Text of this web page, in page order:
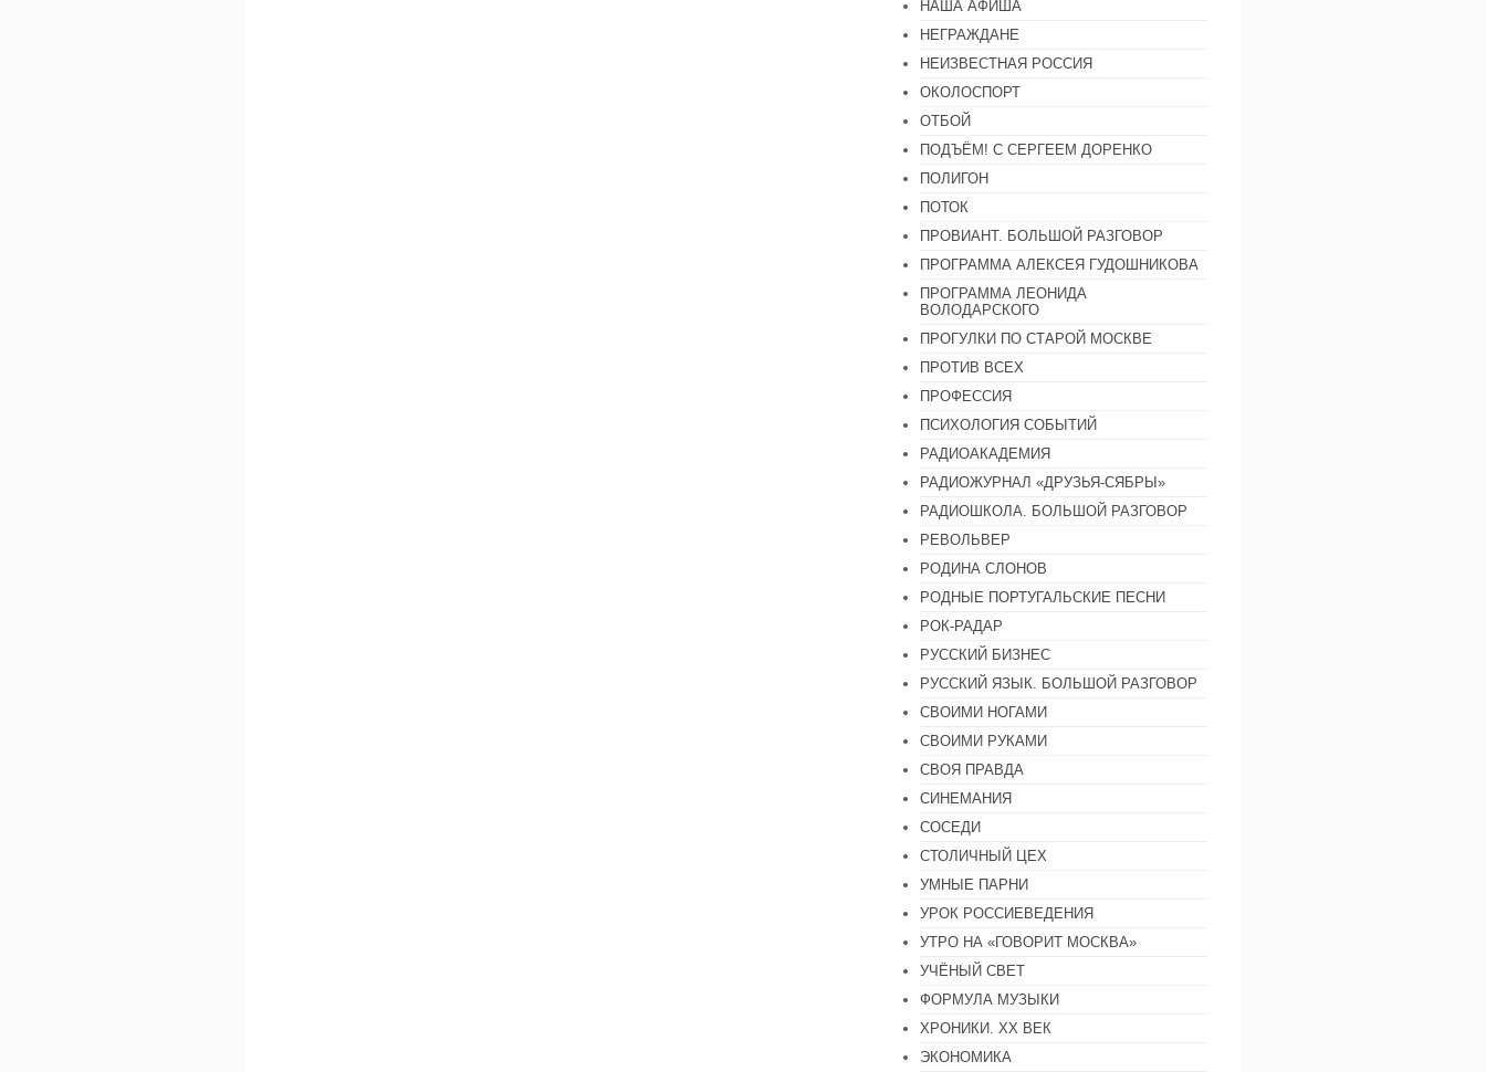
НАША АФИША
НЕГРАЖДАНЕ
НЕИЗВЕСТНАЯ РОССИЯ
ОКОЛОСПОРТ
ОТБОЙ
ПОДЪЁМ! С СЕРГЕЕМ ДОРЕНКО
ПОЛИГОН
ПОТОК
ПРОВИАНТ. БОЛЬШОЙ РАЗГОВОР
ПРОГРАММА АЛЕКСЕЯ ГУДОШНИКОВА
ПРОГРАММА ЛЕОНИДА
ВОЛОДАРСКОГО
ПРОГУЛКИ ПО СТАРОЙ МОСКВЕ
ПРОТИВ ВСЕХ
ПРОФЕССИЯ
ПСИХОЛОГИЯ СОБЫТИЙ
РАДИОАКАДЕМИЯ
РАДИОЖУРНАЛ «ДРУЗЬЯ-СЯБРЫ»
РАДИОШКОЛА. БОЛЬШОЙ РАЗГОВОР
РЕВОЛЬВЕР
РОДИНА СЛОНОВ
РОДНЫЕ ПОРТУГАЛЬСКИЕ ПЕСНИ
РОК-РАДАР
РУССКИЙ БИЗНЕС
РУССКИЙ ЯЗЫК. БОЛЬШОЙ РАЗГОВОР
СВОИМИ НОГАМИ
СВОИМИ РУКАМИ
СВОЯ ПРАВДА
СИНЕМАНИЯ
СОСЕДИ
СТОЛИЧНЫЙ ЦЕХ
УМНЫЕ ПАРНИ
УРОК РОССИЕВЕДЕНИЯ
УТРО НА «ГОВОРИТ МОСКВА»
УЧЁНЫЙ СВЕТ
ФОРМУЛА МУЗЫКИ
ХРОНИКИ. ХХ ВЕК
ЭКОНОМИКА